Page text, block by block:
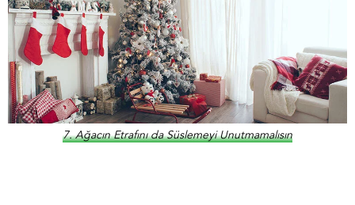
7. Ağacın Etrafını da Süslemeyi Unutmamalısın